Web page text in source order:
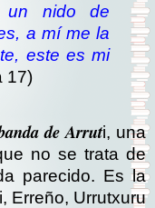
un nido de
a mí me la
este es mi
17)
de Arruti, una
no se trata de
parecido. Es la
Erreño, Urrutxuru